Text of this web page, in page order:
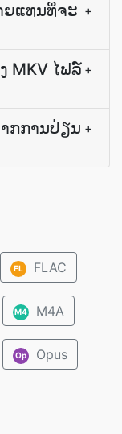
ແທນ​ທີ່​ຈະ​ +
MKV ໄຟລ໌ +
ກການປ່ຽນ +
FL FLAC
M4 M4A
Op Opus